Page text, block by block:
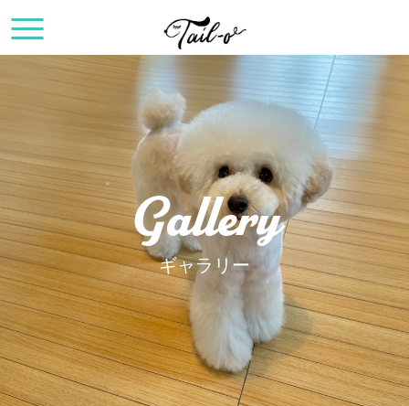
Gallery
ギャラリー